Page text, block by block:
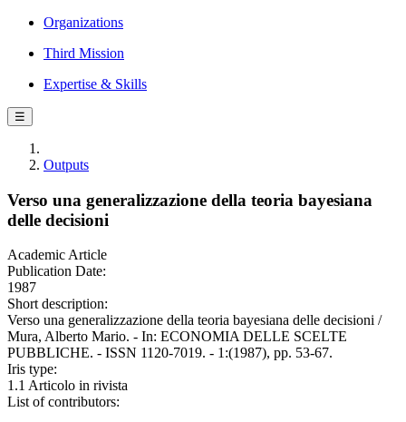
Organizations
Third Mission
Expertise & Skills
☰
Outputs
Verso una generalizzazione della teoria bayesiana
delle decisioni
Academic Article
Publication Date:
1987
Short description:
Verso una generalizzazione della teoria bayesiana delle decisioni /
Mura, Alberto Mario. - In: ECONOMIA DELLE SCELTE
PUBBLICHE. - ISSN 1120-7019. - 1:(1987), pp. 53-67.
Iris type:
1.1 Articolo in rivista
List of contributors: